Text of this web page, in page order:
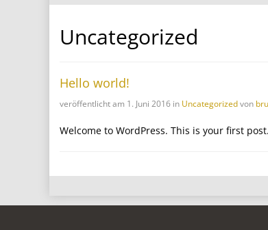
Uncategorized
Hello world!
veröffentlicht am 1. Juni 2016 in Uncategorizedvon
Welcome to WordPress. This is your first